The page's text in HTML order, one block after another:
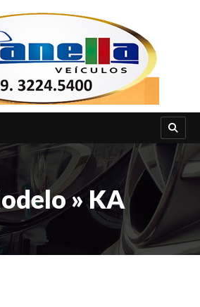
» KA